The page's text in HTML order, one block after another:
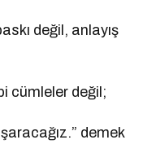
değil, anlayış
cümleler değil;
demek